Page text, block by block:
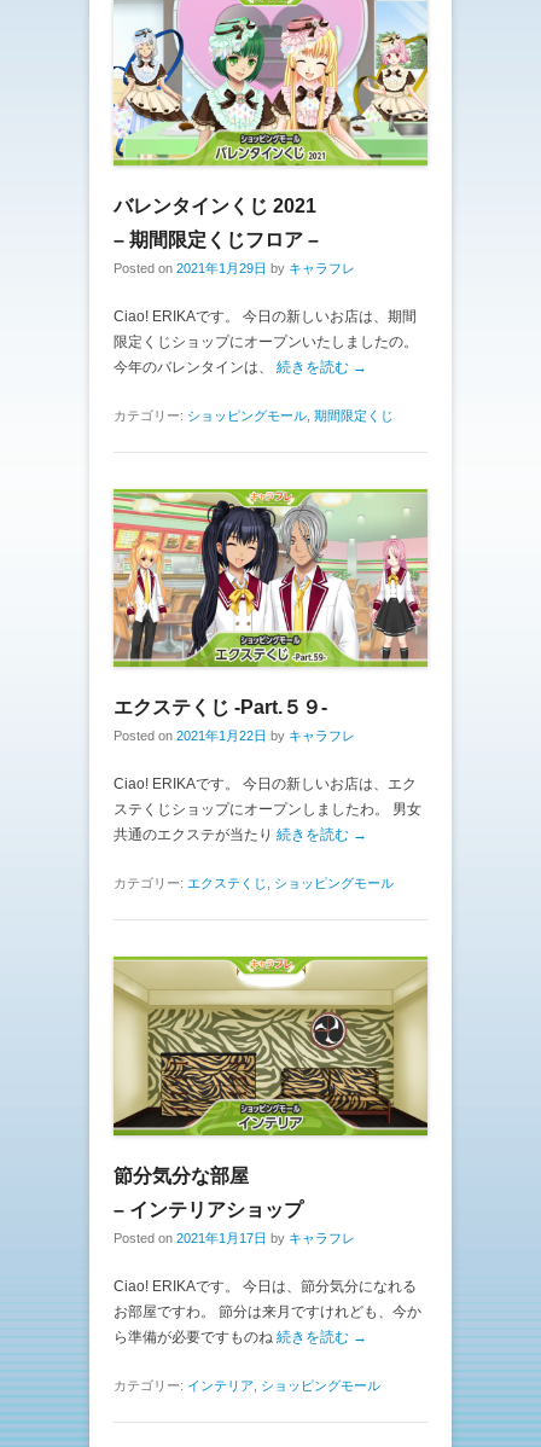
バレンタインくじ 2021
– 期間限定くじフロア –
Posted on 2021年1月29日 by キャラフレ
Ciao! ERIKAです。 今日の新しいお店は、期間
限定くじショップにオープンいたしましたの。
今年のバレンタインは、 続きを読む →
カテゴリー: ショッピングモール 期間限定くじ
エクステくじ -Part.５９-
Posted on 2021年1月22日 by キャラフレ
Ciao! ERIKAです。 今日の新しいお店は、エク
ステくじショップにオープンしましたわ。 男女
共通のエクステが当たり 続きを読む →
カテゴリー: エクステくじ, ショッピングモール
節分気分な部屋
– インテリアショップ
Posted on 2021年1月17日 by キャラフレ
Ciao! ERIKAです。 今日は、節分気分になれる
お部屋ですわ。 節分は来月ですけれども、今か
ら準備が必要ですものね 続きを読む →
カテゴリー: インテリア ショッピングモール